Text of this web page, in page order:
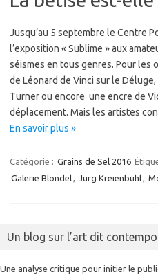
Jusqu’au 5 septembre le Centre
l’exposition « Sublime » aux
séismes en tous genres. Pour les
de Léonard de Vinci sur le
Turner ou encore une encre de
déplacement. Mais les artistes
En savoir plus »
Catégorie : Grains de Sel 2016
Galerie Blondel, Jürg Kreienbühl,
Un blog sur l’art dit
Une analyse critique pour initier le